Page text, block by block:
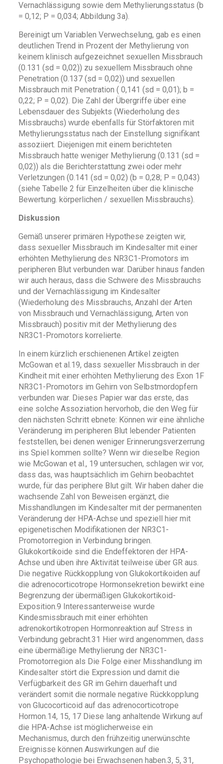
Vernachlässigung sowie dem Methylierungsstatus (b
= 0,12; P = 0,034; Abbildung 3a).
Bereinigt um Variablen Verwechselung, gab es einen
deutlichen Trend in Prozent der Methylierung von
keinem klinisch aufgezeichnet sexuellen Missbrauch
(0.131 (sd = 0,02)) zu sexuellem Missbrauch ohne
Penetration (0.137 (sd = 0,02)) und sexuellen
Missbrauch mit Penetration ( 0,141 (sd = 0,01); b =
0,22; P = 0,02). Die Zahl der Übergriffe über eine
Lebensdauer des Subjekts (Wiederholung des
Missbrauchs) wurde ebenfalls für Störfaktoren mit
Methylierungsstatus nach der Einstellung signifikant
assoziiert. Diejenigen mit einem berichteten
Missbrauch hatte weniger Methylierung (0.131 (sd =
0,02)) als die Berichterstattung zwei oder mehr
Verletzungen (0.141 (sd = 0,02) (b = 0,28; P = 0,043)
(siehe Tabelle 2 für Einzelheiten über die klinische
Bewertung. körperlichen / sexuellen Missbrauchs).
Diskussion
Gemäß unserer primären Hypothese zeigten wir,
dass sexueller Missbrauch im Kindesalter mit einer
erhöhten Methylierung des NR3C1-Promotors im
peripheren Blut verbunden war. Darüber hinaus fanden
wir auch heraus, dass die Schwere des Missbrauchs
und der Vernachlässigung im Kindesalter
(Wiederholung des Missbrauchs, Anzahl der Arten
von Missbrauch und Vernachlässigung, Arten von
Missbrauch) positiv mit der Methylierung des
NR3C1-Promotors korrelierte.
In einem kürzlich erschienenen Artikel zeigten
McGowan et al.19, dass sexueller Missbrauch in der
Kindheit mit einer erhöhten Methylierung des Exon 1F
NR3C1-Promotors im Gehirn von Selbstmordopfern
verbunden war. Dieses Papier war das erste, das
eine solche Assoziation hervorhob, die den Weg für
den nächsten Schritt ebnete: Können wir eine ähnliche
Veränderung im peripheren Blut lebender Patienten
feststellen, bei denen weniger Erinnerungsverzerrung
ins Spiel kommen sollte? Wenn wir dieselbe Region
wie McGowan et al., 19 untersuchen, schlagen wir vor,
dass das, was hauptsächlich im Gehirn beobachtet
wurde, für das periphere Blut gilt. Wir haben daher die
wachsende Zahl von Beweisen ergänzt, die
Misshandlungen im Kindesalter mit der permanenten
Veränderung der HPA-Achse und speziell hier mit
epigenetischen Modifikationen der NR3C1-
Promotorregion in Verbindung bringen.
Glukokortikoide sind die Endeffektoren der HPA-
Achse und üben ihre Aktivität teilweise über GR aus.
Die negative Rückkopplung von Glukokortikoiden auf
die adrenocorticotrope Hormonsekretion bewirkt eine
Begrenzung der übermäßigen Glukokortikoid-
Exposition.9 Interessanterweise wurde
Kindesmissbrauch mit einer erhöhten
adrenokortikotropen Hormonreaktion auf Stress in
Verbindung gebracht.31 Hier wird angenommen, dass
eine übermäßige Methylierung der NR3C1-
Promotorregion als Die Folge einer Misshandlung im
Kindesalter stört die Expression und damit die
Verfügbarkeit des GR im Gehirn dauerhaft und
verändert somit die normale negative Rückkopplung
von Glucocorticoid auf das adrenocorticotrope
Hormon.14, 15, 17 Diese lang anhaltende Wirkung auf
die HPA-Achse ist möglicherweise ein
Mechanismus, durch den frühzeitig unerwünschte
Ereignisse können Auswirkungen auf die
Psychopathologie bei Erwachsenen haben.3, 5, 31,